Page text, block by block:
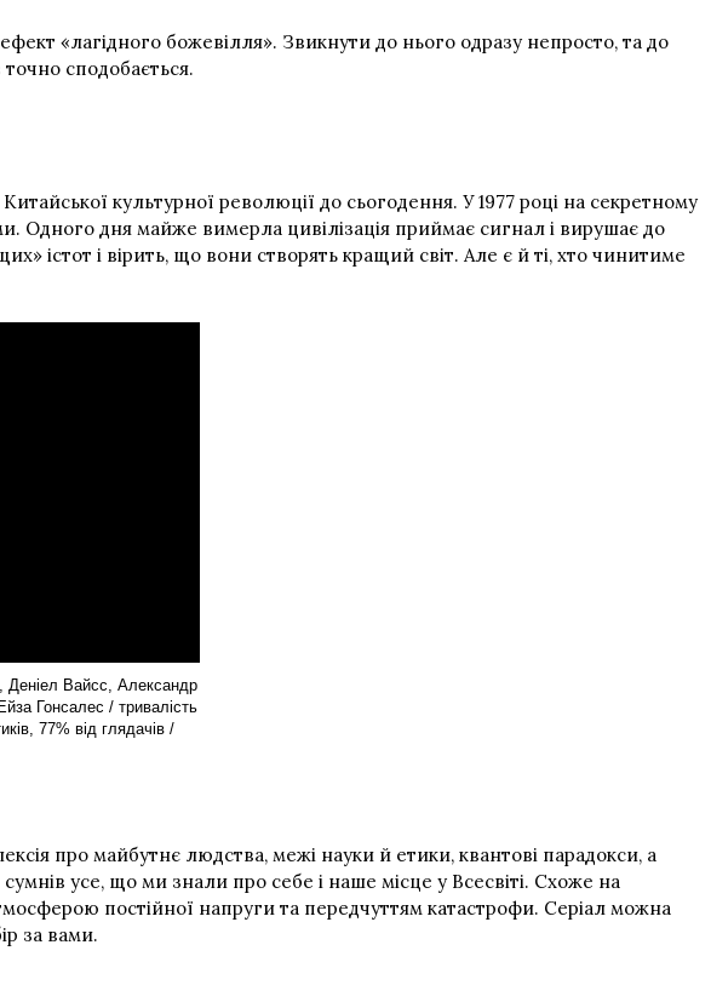
«лагідного божевілля». Звикнути до нього одразу непросто, та до
сподобається.
культурної революції до сьогодення. У 1977 році на секретному
Одного дня майже вимерла цивілізація приймає сигнал і вирушає до
істот і вірить, що вони створять кращий світ. Але є й ті, хто чинитиме
Вайсс, Александр
Гонсалес / тривалість
77% від глядачів /
про майбутнє людства, межі науки й етики, квантові парадокси, а
усе, що ми знали про себе і наше місце у Всесвіті. Схоже на
постійної напруги та передчуттям катастрофи. Серіал можна
за вами.